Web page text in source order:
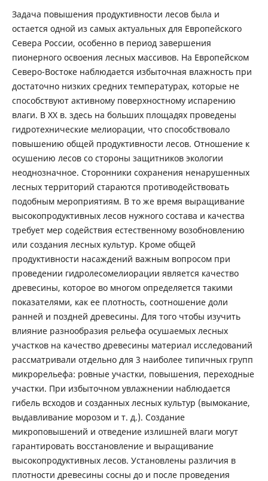
Задача повышения продуктивности лесов была и
остается одной из самых актуальных для Европейского
Севера России, особенно в период завершения
пионерного освоения лесных массивов. На Европейском
Северо-Востоке наблюдается избыточная влажность при
достаточно низких средних температурах, которые не
способствуют активному поверхностному испарению
влаги. В XX в. здесь на больших площадях проведены
гидротехнические мелиорации, что способствовало
повышению общей продуктивности лесов. Отношение к
осушению лесов со стороны защитников экологии
неоднозначное. Сторонники сохранения ненарушенных
лесных территорий стараются противодействовать
подобным мероприятиям. В то же время выращивание
высокопродуктивных лесов нужного состава и качества
требует мер содействия естественному возобновлению
или создания лесных культур. Кроме общей
продуктивности насаждений важным вопросом при
проведении гидролесомелиорации является качество
древесины, которое во многом определяется такими
показателями, как ее плотность, соотношение доли
ранней и поздней древесины. Для того чтобы изучить
влияние разнообразия рельефа осушаемых лесных
участков на качество древесины материал исследований
рассматривали отдельно для 3 наиболее типичных групп
микрорельефа: ровные участки, повышения, переходные
участки. При избыточном увлажнении наблюдается
гибель всходов и созданных лесных культур (вымокание,
выдавливание морозом и т. д.). Создание
микроповышений и отведение излишней влаги могут
гарантировать восстановление и выращивание
высокопродуктивных лесов. Установлены различия в
плотности древесины сосны до и после проведения